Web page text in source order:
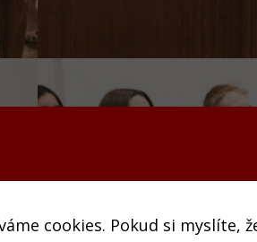
cookies. Pokud si myslíte,